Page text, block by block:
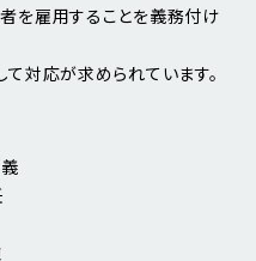
を雇用することを義務付け
対応が求められています。